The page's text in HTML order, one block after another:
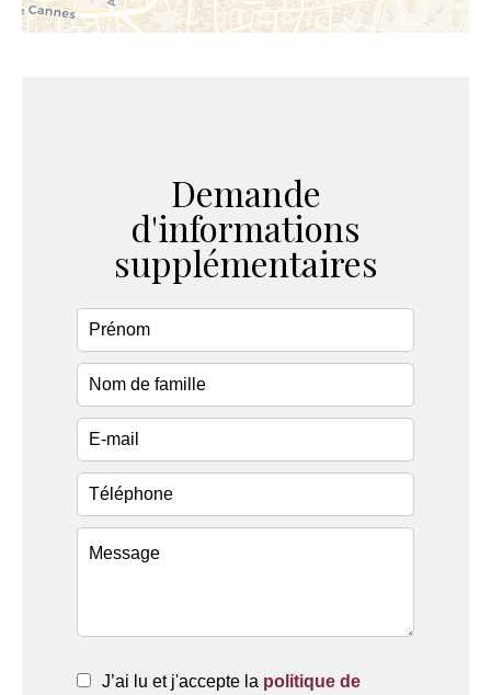
Demande
d'informations
supplémentaires
J’ai lu et j'accepte la politique de